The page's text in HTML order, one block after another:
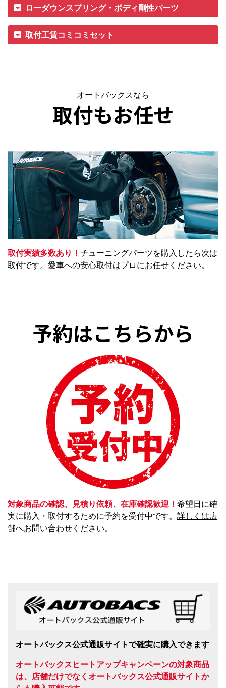
ローダウンスプリング・ボディ剛性パーツ
取付工賃コミコミセット
オートバックスなら
取付もお任せ
取付実績多数あり！ チューニングパーツを購入したら次は
取付です。愛車への安心取付はプロにお任せください。
予約はこちらから
対象商品の確認、見積り依頼、在庫確認歓迎！ 希望日に確
実に購入・取付するために予約を受付中です。 詳しくは店
舗へお問い合わせください。
オートバックス公式通販サイトで確実に購入できます
オートバックスヒートアップキャンペーンの対象商品
は、店舗だけでなくオートバックス公式通販サイトか